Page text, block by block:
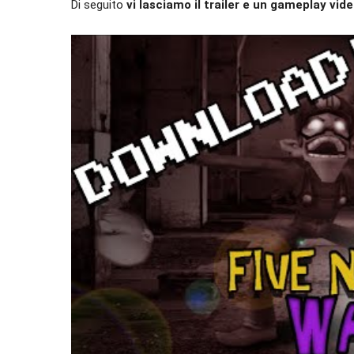
Di seguito vi lasciamo il trailer e un gameplay